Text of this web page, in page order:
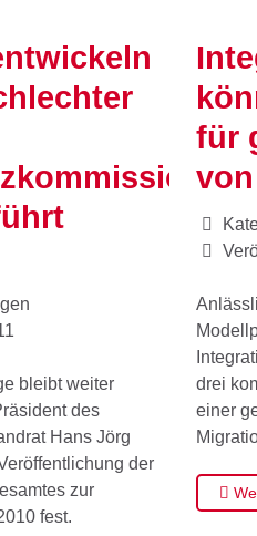
bleibt weiter
des
Hans Jörg
der
zur
fest.
für
drei
einer